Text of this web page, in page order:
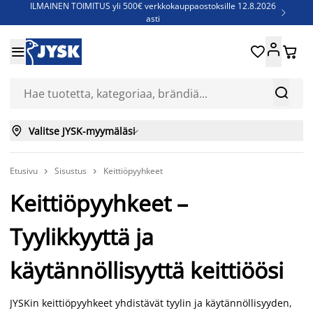
ILMAINEN TOIMITUS yli 500€ verkkokauppaostoksille 12.8.2026
asti

Jenkkisänkyjä - Säästä jopa 60%


 
 Valitse JYSK-myymäläsi
Etusivu  Sisustus  Keittiöpyyhkeet
Keittiöpyyhkeet –
Tyylikkyyttä ja
käytännöllisyyttä keittiöösi
JYSKin keittiöpyyhkeet yhdistävät tyylin ja käytännöllisyyden,